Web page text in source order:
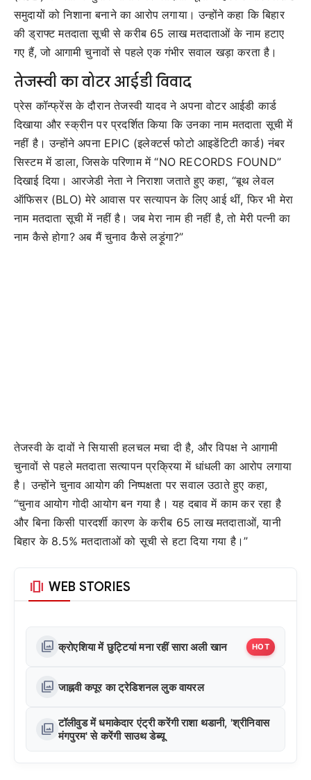
समुदायों को निशाना बनाने का आरोप लगाया। उन्होंने कहा कि बिहार
की ड्राफ्ट मतदाता सूची से करीब 65 लाख मतदाताओं के नाम हटाए
गए हैं, जो आगामी चुनावों से पहले एक गंभीर सवाल खड़ा करता है।
तेजस्वी का वोटर आईडी विवाद
प्रेस कॉन्फ्रेंस के दौरान तेजस्वी यादव ने अपना वोटर आईडी कार्ड
दिखाया और स्क्रीन पर प्रदर्शित किया कि उनका नाम मतदाता सूची में
नहीं है। उन्होंने अपना EPIC (इलेक्टर्स फोटो आइडेंटिटी कार्ड) नंबर
सिस्टम में डाला, जिसके परिणाम में “NO RECORDS FOUND”
दिखाई दिया। आरजेडी नेता ने निराशा जताते हुए कहा, “बूथ लेवल
ऑफिसर (BLO) मेरे आवास पर सत्यापन के लिए आई थीं, फिर भी मेरा
नाम मतदाता सूची में नहीं है। जब मेरा नाम ही नहीं है, तो मेरी पत्नी का
नाम कैसे होगा? अब मैं चुनाव कैसे लड़ूंगा?”
तेजस्वी के दावों ने सियासी हलचल मचा दी है, और विपक्ष ने आगामी
चुनावों से पहले मतदाता सत्यापन प्रक्रिया में धांधली का आरोप लगाया
है। उन्होंने चुनाव आयोग की निष्पक्षता पर सवाल उठाते हुए कहा,
“चुनाव आयोग गोदी आयोग बन गया है। यह दबाव में काम कर रहा है
और बिना किसी पारदर्शी कारण के करीब 65 लाख मतदाताओं, यानी
बिहार के 8.5% मतदाताओं को सूची से हटा दिया गया है।”
amp_stories WEB STORIES
photo_library क्रोएशिया में छुट्टियां मना रहीं सारा अली खान HOT
photo_library जाह्नवी कपूर का ट्रेडिशनल लुक वायरल
photo_library टॉलीवुड में धमाकेदार एंट्री करेंगी राशा थडानी, 'श्रीनिवास
मंगपुरम' से करेंगी साउथ डेब्यू